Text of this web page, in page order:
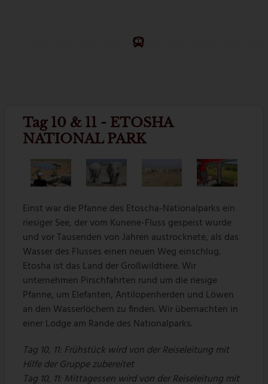
Tag 10 & 11 - ETOSHA
NATIONAL PARK
Einst war die Pfanne des Etoscha-Nationalparks ein
riesiger See, der vom Kunene-Fluss gespeist wurde
und vor Tausenden von Jahren austrocknete, als das
Wasser des Flusses einen neuen Weg einschlug.
Etosha ist das Land der Großwildtiere. Wir
unternehmen Pirschfahrten rund um die riesige
Pfanne, um Elefanten, Antilopenherden und Löwen
an den Wasserlöchern zu finden. Wir übernachten in
einer Lodge am Rande des Nationalparks.
Tag 10, 11: Frühstück wird von der Reiseleitung mit
Hilfe der Gruppe zubereitet
Tag 10, 11: Mittagessen wird von der Reiseleitung mit